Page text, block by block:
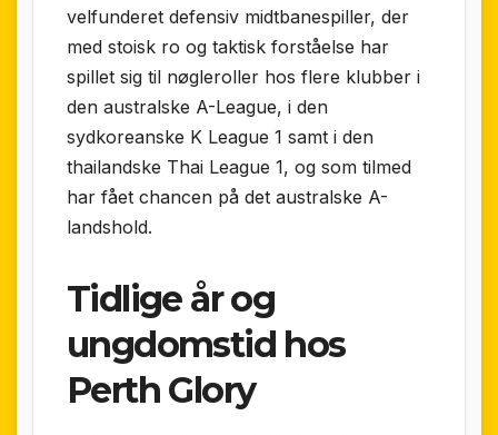
velfunderet defensiv midtbanespiller, der
med stoisk ro og taktisk forståelse har
spillet sig til nøgleroller hos flere klubber i
den australske A-League, i den
sydkoreanske K League 1 samt i den
thailandske Thai League 1, og som tilmed
har fået chancen på det australske A-
landshold.
Tidlige år og
ungdomstid hos
Perth Glory